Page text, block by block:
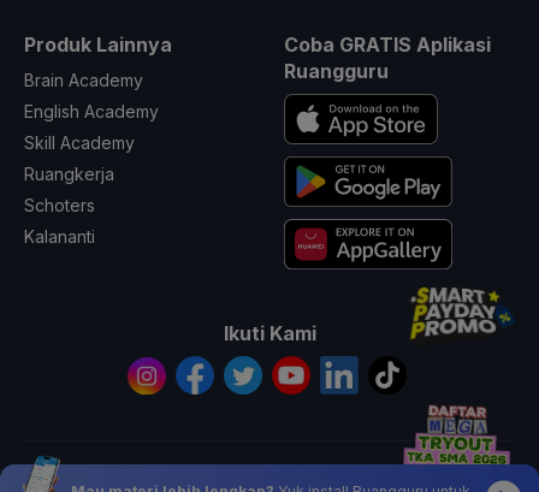
Produk Lainnya
Brain Academy
English Academy
Skill Academy
Ruangkerja
Schoters
Kalananti
Coba GRATIS Aplikasi
Ruangguru
Ikuti Kami
© 2026 All Rights Reserved PT. Ruang Raya Indonesia